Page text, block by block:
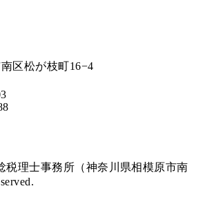
区松が枝町16−4
税理士事務所（神奈川県相模原市南